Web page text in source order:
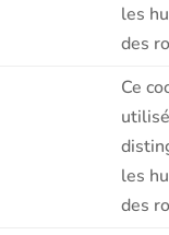
les
des
Ce
les
des